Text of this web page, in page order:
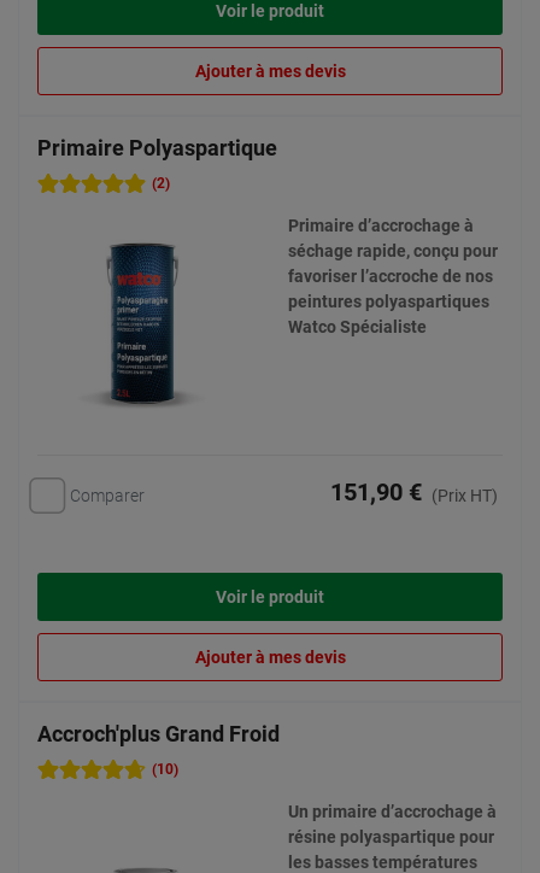
Voir le produit
Ajouter à mes devis
Primaire Polyaspartique
(2)
Primaire d’accrochage à
séchage rapide, conçu pour
favoriser l’accroche de nos
peintures polyaspartiques
Watco Spécialiste
Comparer 151,90 € (Prix HT)
Voir le produit
Ajouter à mes devis
Accroch'plus Grand Froid
(10)
Un primaire d’accrochage à
résine polyaspartique pour
les basses températures